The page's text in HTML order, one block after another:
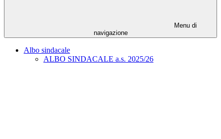
Menu di
navigazione
Albo sindacale
ALBO SINDACALE a.s. 2025/26